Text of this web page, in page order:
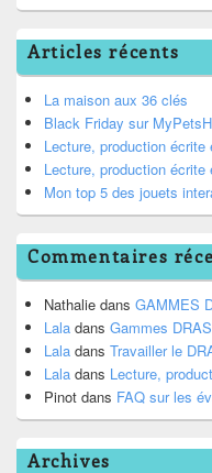
Articles récents
La maison aux 36 clés
Black Friday sur
Lecture, production
Lecture, production
Mon top 5 des jouets
Commentaires
Nathalie dans GAMMES
Lala dans Gammes
Lala dans Travailler le
Lala dans Lecture,
Pinot dans FAQ sur les
Archives